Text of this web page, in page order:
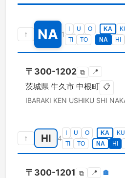
↑ NA 1
U O KA
TI
TO NA HI
〒 300-1202 ⧉ 📍
茨城県 牛久市 中根町 📋
IBARAKI KEN USHIKU SHI
↑ HI 4
U O KA KU
TI
TO NA HI
〒 300-1201 ⧉ 📍 🏣